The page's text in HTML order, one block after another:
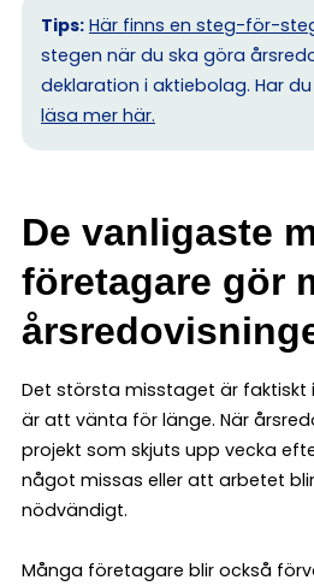
Tips: Här finns en steg-för-
stegen när du ska göra
deklaration i aktiebolag. Har
läsa mer här.
De vanligaste
företagare gör
Det största misstaget är
är att vänta för länge. När
projekt som skjuts upp vecka
något missas eller att arbetet
nödvändigt.
Många företagare blir också